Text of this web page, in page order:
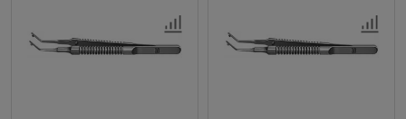
Цена по убыванию